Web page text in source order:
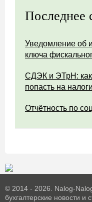
Последнее
Уведомление об
ключа
СДЭК и ЭТрН: как
попасть на
Отчётность по
© 2014 - 2026. Nalog-
бухгалтерские новости и